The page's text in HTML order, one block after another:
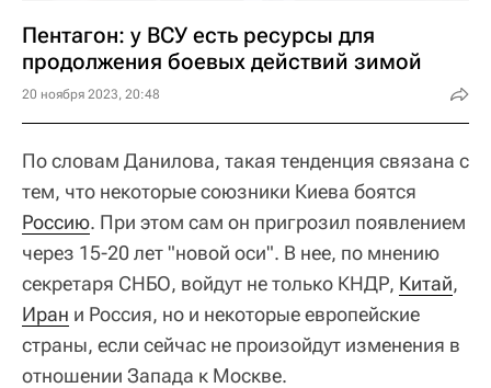
Пентагон: у ВСУ есть ресурсы для
продолжения боевых действий зимой
20 ноября 2023, 20:48
По словам Данилова, такая тенденция связана с
тем, что некоторые союзники Киева боятся
Россию. При этом сам он пригрозил появлением
через 15-20 лет "новой оси". В нее, по мнению
секретаря СНБО, войдут не только КНДР, Китай,
Иран и Россия, но и некоторые европейские
страны, если сейчас не произойдут изменения в
отношении Запада к Москве.